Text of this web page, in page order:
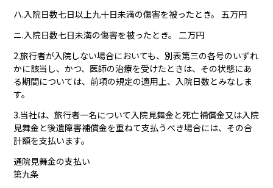
ハ.入院日数七日以上九十日未満の傷害を被ったとき。 五万円
ニ.入院日数七日未満の傷害を被ったとき。 二万円
2.旅行者が入院しない場合においても、別表第三の各号のいずれ
かに該当し、かつ、医師の治療を受けたときは、その状態にあ
る期間については、前項の規定の適用上、入院日数とみなしま
す。
3.当社は、旅行者一名について入院見舞金と死亡補償金又は入院
見舞金と後遺障害補償金を重ねて支払うべき場合には、その合
計額を支払います。
通院見舞金の支払い
第九条